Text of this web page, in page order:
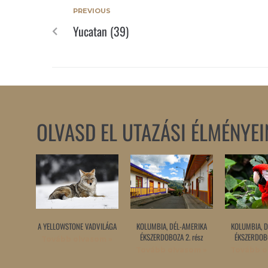
PREVIOUS
Yucatan (39)
OLVASD EL UTAZÁSI
A YELLOWSTONE VADVILÁGA
KOLUMBIA, DÉL-AMERIKA
ÉKSZERDOBOZA 2. rész
KOLUMBIA,